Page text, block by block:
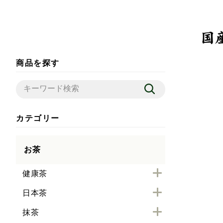
商品を探す
カテゴリー
お茶
健康茶
日本茶
抹茶